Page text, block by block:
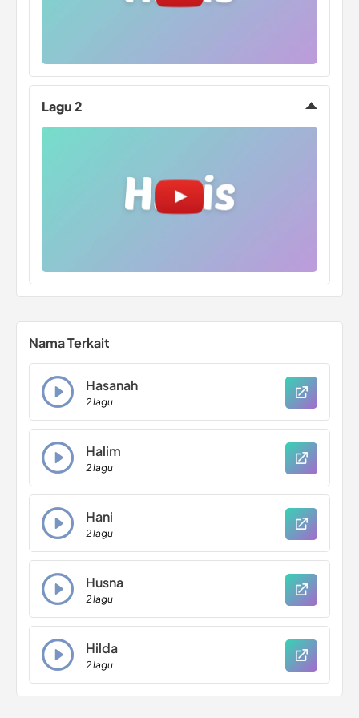
Lagu 2
Nama Terkait
Hasanah
2 lagu
Halim
2 lagu
Hani
2 lagu
Husna
2 lagu
Hilda
2 lagu